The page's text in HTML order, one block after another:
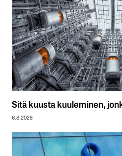
Sitä kuusta kuuleminen,
6.8.2026